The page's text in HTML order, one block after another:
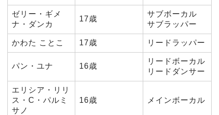
ゼリー・ギメ
ナ・ダンカ
17歳
サブボーカル
サブラッパー
かわた ことこ 17歳 リードラッパー
パン・ユナ 16歳
リードボーカル
リードダンサー
エリシア・リリ
ス・C・パルミ
サノ
16歳 メインボーカル